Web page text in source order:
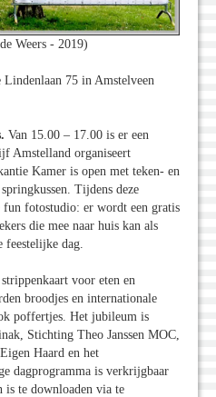
Weers - 2019)
75 in Amstelveen
Van 15.00 – 17.00 is er een
Amstelland organiseert
Kamer is open met teken- en
Tijdens deze
fun fotostudio: er wordt een gratis
die mee naar huis kan als
feestelijke dag.
voor eten en
broodjes en internationale
poffertjes. Het jubileum is
Stichting Theo Janssen MOC,
Haard en het
dagprogramma is verkrijgbaar
is te downloaden via te